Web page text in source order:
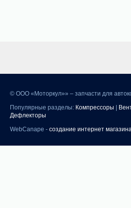
© ООО «Моторкул»» – запчасти для
Популярные разделы: Компрессоры
Дефлекторы
WebCanape - создание интернет